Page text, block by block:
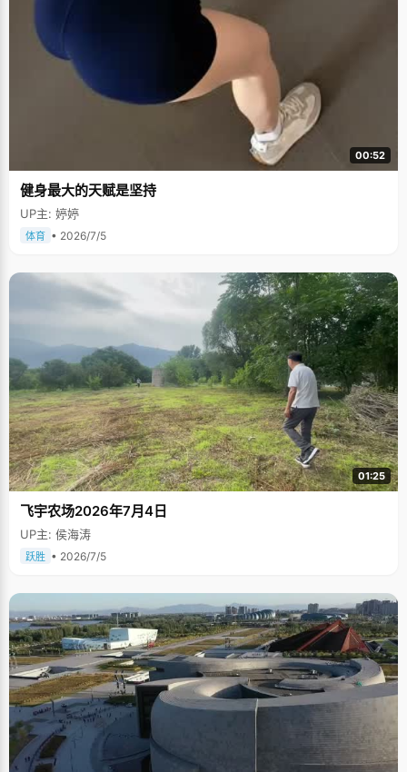
00:52
健身最大的天赋是坚持
UP主: 婷婷
体育 • 2026/7/5
01:25
飞宇农场2026年7月4日
UP主: 侯海涛
跃胜 • 2026/7/5